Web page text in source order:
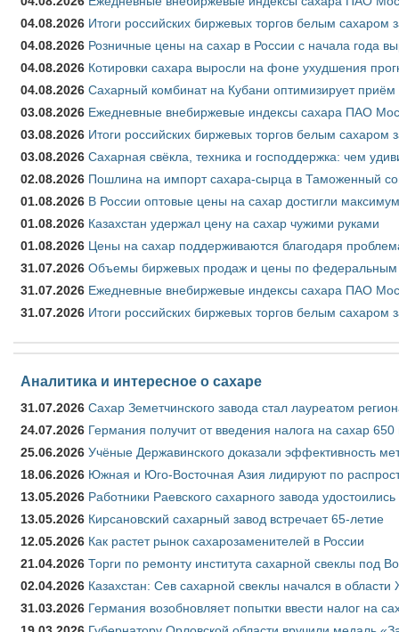
04.08.2026 Итоги российских биржевых торгов белым сахаром
04.08.2026 Розничные цены на сахар в России с начала года
04.08.2026 Котировки сахара выросли на фоне ухудшения
04.08.2026 Сахарный комбинат на Кубани оптимизирует приём
03.08.2026 Ежедневные внебиржевые индексы сахара ПАО
03.08.2026 Итоги российских биржевых торгов белым сахаром
03.08.2026 Сахарная свёкла, техника и господдержка: чем
02.08.2026 Пошлина на импорт сахара-сырца в Таможенный
01.08.2026 В России оптовые цены на сахар достигли
01.08.2026 Казахстан удержал цену на сахар чужими руками
01.08.2026 Цены на сахар поддерживаются благодаря
31.07.2026 Объемы биржевых продаж и цены по федеральным
31.07.2026 Ежедневные внебиржевые индексы сахара ПАО
31.07.2026 Итоги российских биржевых торгов белым сахаром
Аналитика и интересное о сахаре
31.07.2026 Сахар Земетчинского завода стал лауреатом
24.07.2026 Германия получит от введения налога на сахар
25.06.2026 Учёные Державинского доказали эффективность
18.06.2026 Южная и Юго-Восточная Азия лидируют по
13.05.2026 Работники Раевского сахарного завода удостоились
13.05.2026 Кирсановский сахарный завод встречает 65-летие
12.05.2026 Как растет рынок сахарозаменителей в России
21.04.2026 Торги по ремонту института сахарной свеклы под
02.04.2026 Казахстан: Сев сахарной свеклы начался в области
31.03.2026 Германия возобновляет попытки ввести налог на